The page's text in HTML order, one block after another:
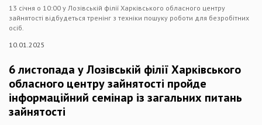
13 січня о 10:00 у Лозівській філії Харківського обласного центру
зайнятості відбудеться тренінг з техніки пошуку роботи для безробітних
осіб.
10.01.2025
6 листопада у Лозівській філії Харківського
обласного центру зайнятості пройде
інформаційний семінар із загальних питань
зайнятості